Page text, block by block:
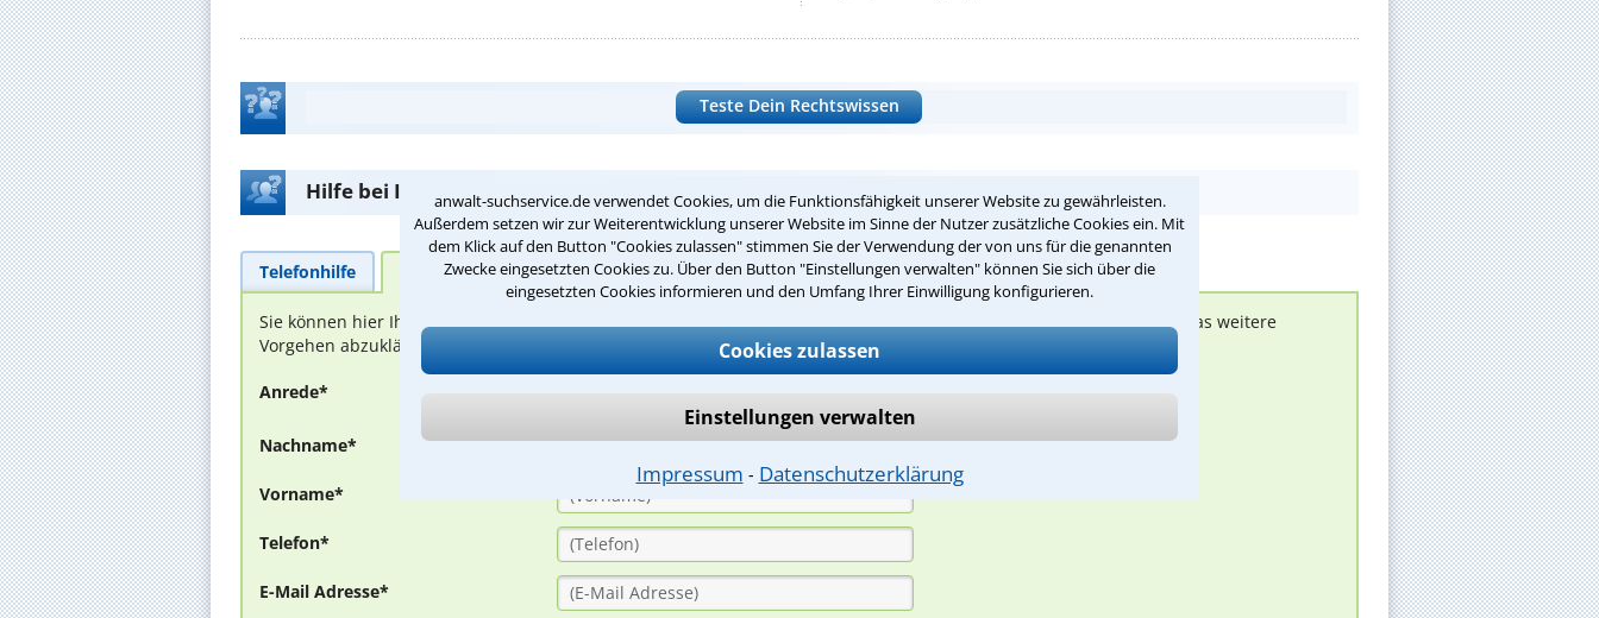
anwalt-suchservice.de verwendet Cookies, um die Funktionsfähigkeit unserer Website zu gewährleisten.
Außerdem setzen wir zur Weiterentwicklung unserer Website im Sinne der Nutzer zusätzliche Cookies ein. Mit
dem Klick auf den Button "Cookies zulassen" stimmen Sie der Verwendung der von uns für die genannten
Zwecke eingesetzten Cookies zu. Über den Button "Einstellungen verwalten" können Sie sich über die
eingesetzten Cookies informieren und den Umfang Ihrer Einwilligung konfigurieren.
Cookies zulassen
Einstellungen verwalten
Impressum ⁃ Datenschutzerklärung
Teste Dein Rechtswissen
Hilfe bei Ihrer Anwaltsuche?
Telefonhilfe Beratungsanfrage
Sie können hier Ihren Fall schildern. Anschließend werden sich spezialisierte Rechtsanwälte bei Ihnen melden, um das weitere
Vorgehen abzuklären. Die Rückmeldung durch einen Anwalt ist für Sie kostenlos.
Anrede* (Anrede)
Nachname*
Vorname*
Telefon*
E-Mail Adresse*